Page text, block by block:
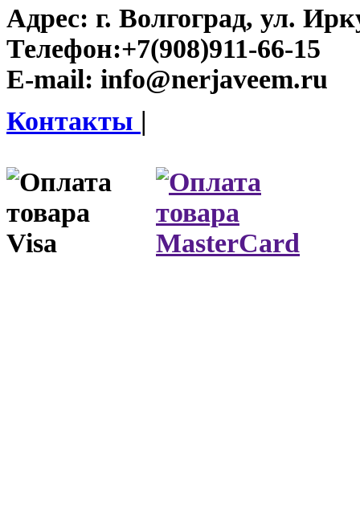
Адрес: г. Волгоград, ул.
Телефон:+7(908)911-66-15
E-mail: info@nerjaveem.ru
Контакты |